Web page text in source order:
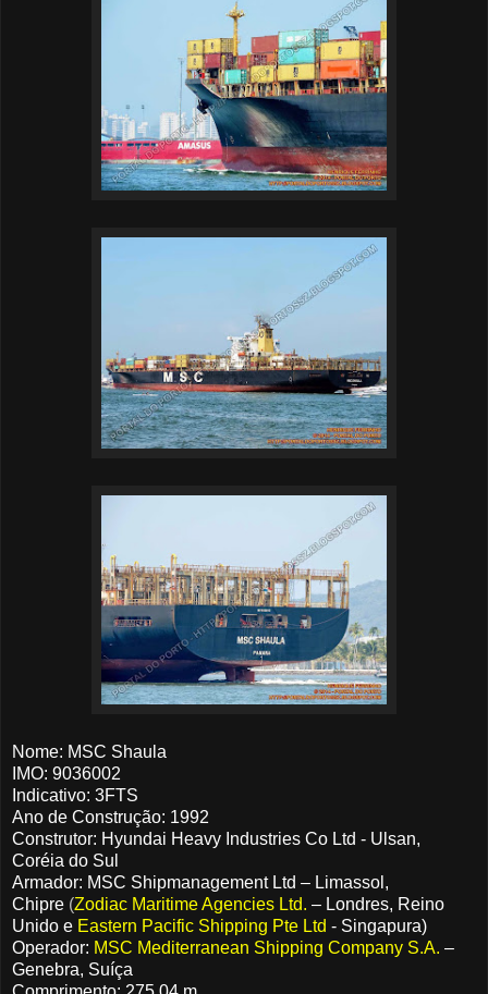
Nome: MSC Shaula
IMO: 9036002
Indicativo: 3FTS
Ano de Construção: 1992
Construtor: Hyundai Heavy Industries Co Ltd - Ulsan,
Coréia do Sul
Armador: MSC Shipmanagement Ltd – Limassol,
Chipre (Zodiac Maritime Agencies Ltd. – Londres, Reino
Unido e Eastern Pacific Shipping Pte Ltd - Singapura)
Operador: MSC Mediterranean Shipping Company S.A. –
Genebra, Suíça